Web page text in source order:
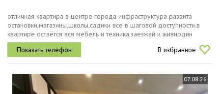
отличная квартира в центре города инфраструктура развита
остановки,магазины,школы,садики все в шаговой доступности.в
квартире остаётся вся мебель и техника,заезжай и живиодин
взрослый собственник,мат.капитала,обременений нетотличный
вариант для...
В избранное
07.08.26